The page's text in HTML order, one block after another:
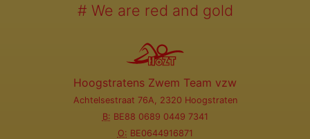
# We are red and gold
Hoogstratens Zwem Team vzw
Achtelsestraat 76A, 2320 Hoogstraten
B: BE88 0689 0449 7341
O: BE0644916871